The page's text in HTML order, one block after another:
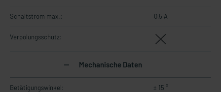
Schaltstrom max.: 0,5 A
Verpolungsschutz:
Mechanische Daten
Betätigungswinkel: ± 15 °